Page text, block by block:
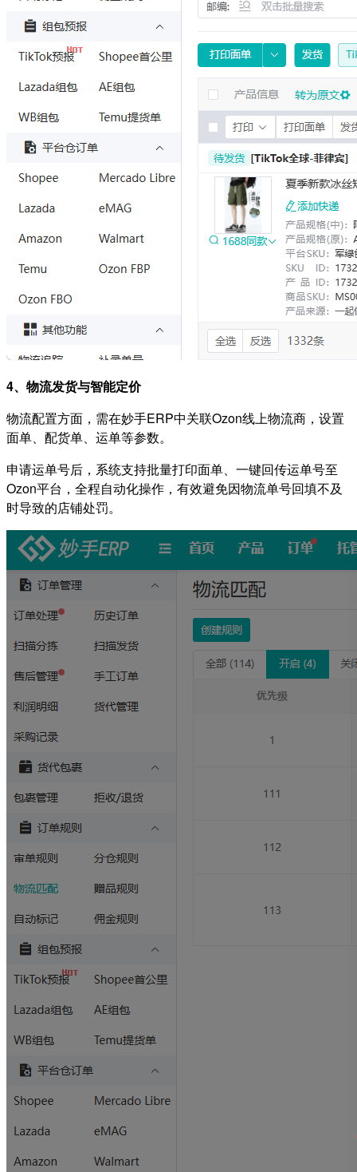
4、物流发货与智能定价
物流配置方面，需在妙手ERP中关联Ozon线上物流商，设置
面单、配货单、运单等参数。
申请运单号后，系统支持批量打印面单、一键回传运单号至
Ozon平台，全程自动化操作，有效避免因物流单号回填不及
时导致的店铺处罚。